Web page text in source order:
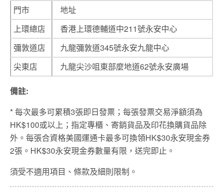
門市
地址
上環總店
香港上環德輔道中211號永安中心
彌敦道店
九龍彌敦道345號永安九龍中心
尖東店
九龍尖沙咀東部麼地道62號永安廣場
備註:
* 每次最多可累積3張即日發票；每張發票交易淨額須為
HK$100或以上；指定專櫃、寄銷貨品及印花換購貨品除
外。每張合資格美國運通卡最多可換領HK$30永安現金券
2張。HK$30永安現金券數量有限，送完即止。
須受不適用項目、條款及細則限制。